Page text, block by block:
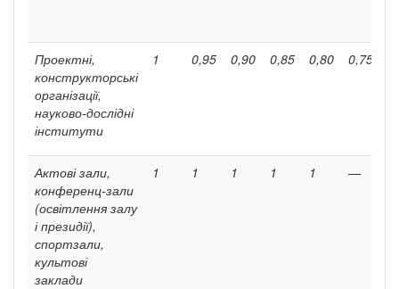
Проектні,
конструкторські
організації,
науково-дослідні
інститути
1 0,95 0,90 0,85 0,80 0,75
Актові зали,
конференц-зали
(освітлення за­лу
і президії),
спортзали,
культові
заклади
1 1 1 1 1 —